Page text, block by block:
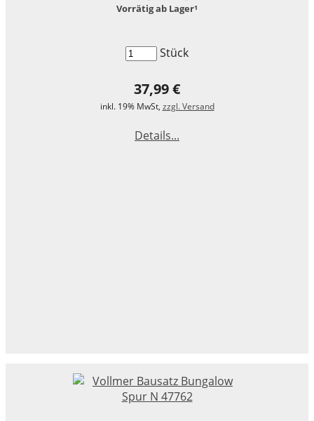
Vorrätig ab Lager¹
Stück
37,99 €
inkl. 19% MwSt, zzgl. Versand
Details...